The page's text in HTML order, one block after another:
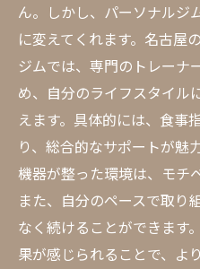
ん。しかし、パーソナルジ
に変えてくれます。名古屋
ジムでは、専門のトレーナ
め、自分のライフスタイル
えます。具体的には、食事
り、総合的なサポートが魅
機器が整った環境は、モチ
また、自分のペースで取り
なく続けることができます
果が感じられることで、よ